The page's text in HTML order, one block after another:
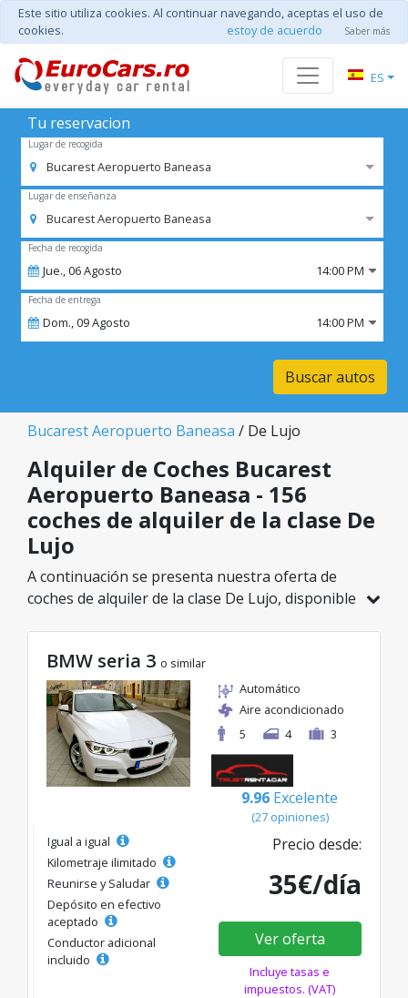
Este sitio utiliza cookies. Al continuar navegando, aceptas el uso de
cookies.
estoy de acuerdo Saber más
ES
Tu reservacion
Lugar de recogida
Bucarest Aeropuerto Baneasa
Lugar de enseñanza
Bucarest Aeropuerto Baneasa
Fecha de recogida
Jue.,06Agosto 14:00 PM
Fecha de entrega
Dom.,09Agosto 14:00 PM
Buscar autos
Bucarest Aeropuerto Baneasa / De Lujo
Alquiler de Coches Bucarest
Aeropuerto Baneasa - 156
coches de alquiler de la clase De
Lujo
A continuación se presenta nuestra oferta de
coches de alquiler de la clase De Lujo, disponible
modelo ideal de la categoría seleccionada, con
tarifas excelentes desde solo 32€/día.
BMW seria 3 o similar
Automático
Aire acondicionado
5
4 3
9.96 Excelente
(27 opiniones)
Igual a igual
Kilometraje ilimitado
Reunirse y Saludar
Depósito en efectivo
aceptado
Conductor adicional
incluido
Precio desde:
35€/día
Ver oferta
Incluye tasas e
impuestos. (VAT)